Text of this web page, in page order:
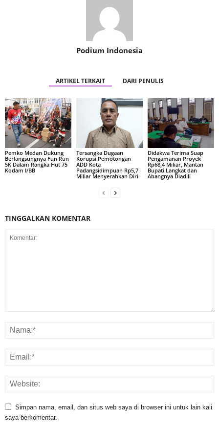
Podium Indonesia
ARTIKEL TERKAIT DARI PENULIS
Pemko Medan Dukung
Berlangsungnya Fun Run
5K Dalam Rangka Hut 75
Kodam I/BB
Tersangka Dugaan
Korupsi Pemotongan
ADD Kota
Padangsidimpuan Rp5,7
Miliar Menyerahkan Diri
Didakwa Terima Suap
Pengamanan Proyek
Rp68,4 Miliar, Mantan
Bupati Langkat dan
Abangnya Diadili
TINGGALKAN KOMENTAR
Simpan nama, email, dan situs web saya di browser ini untuk lain kali
saya berkomentar.